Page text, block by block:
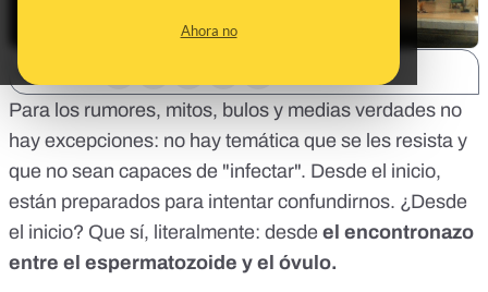
Ahora no
Para los rumores, mitos, bulos y medias verdades no
hay excepciones: no hay temática que se les resista y
que no sean capaces de "infectar". Desde el inicio,
están preparados para intentar confundirnos. ¿Desde
el inicio? Que sí, literalmente: desde el encontronazo
entre el espermatozoide y el óvulo.